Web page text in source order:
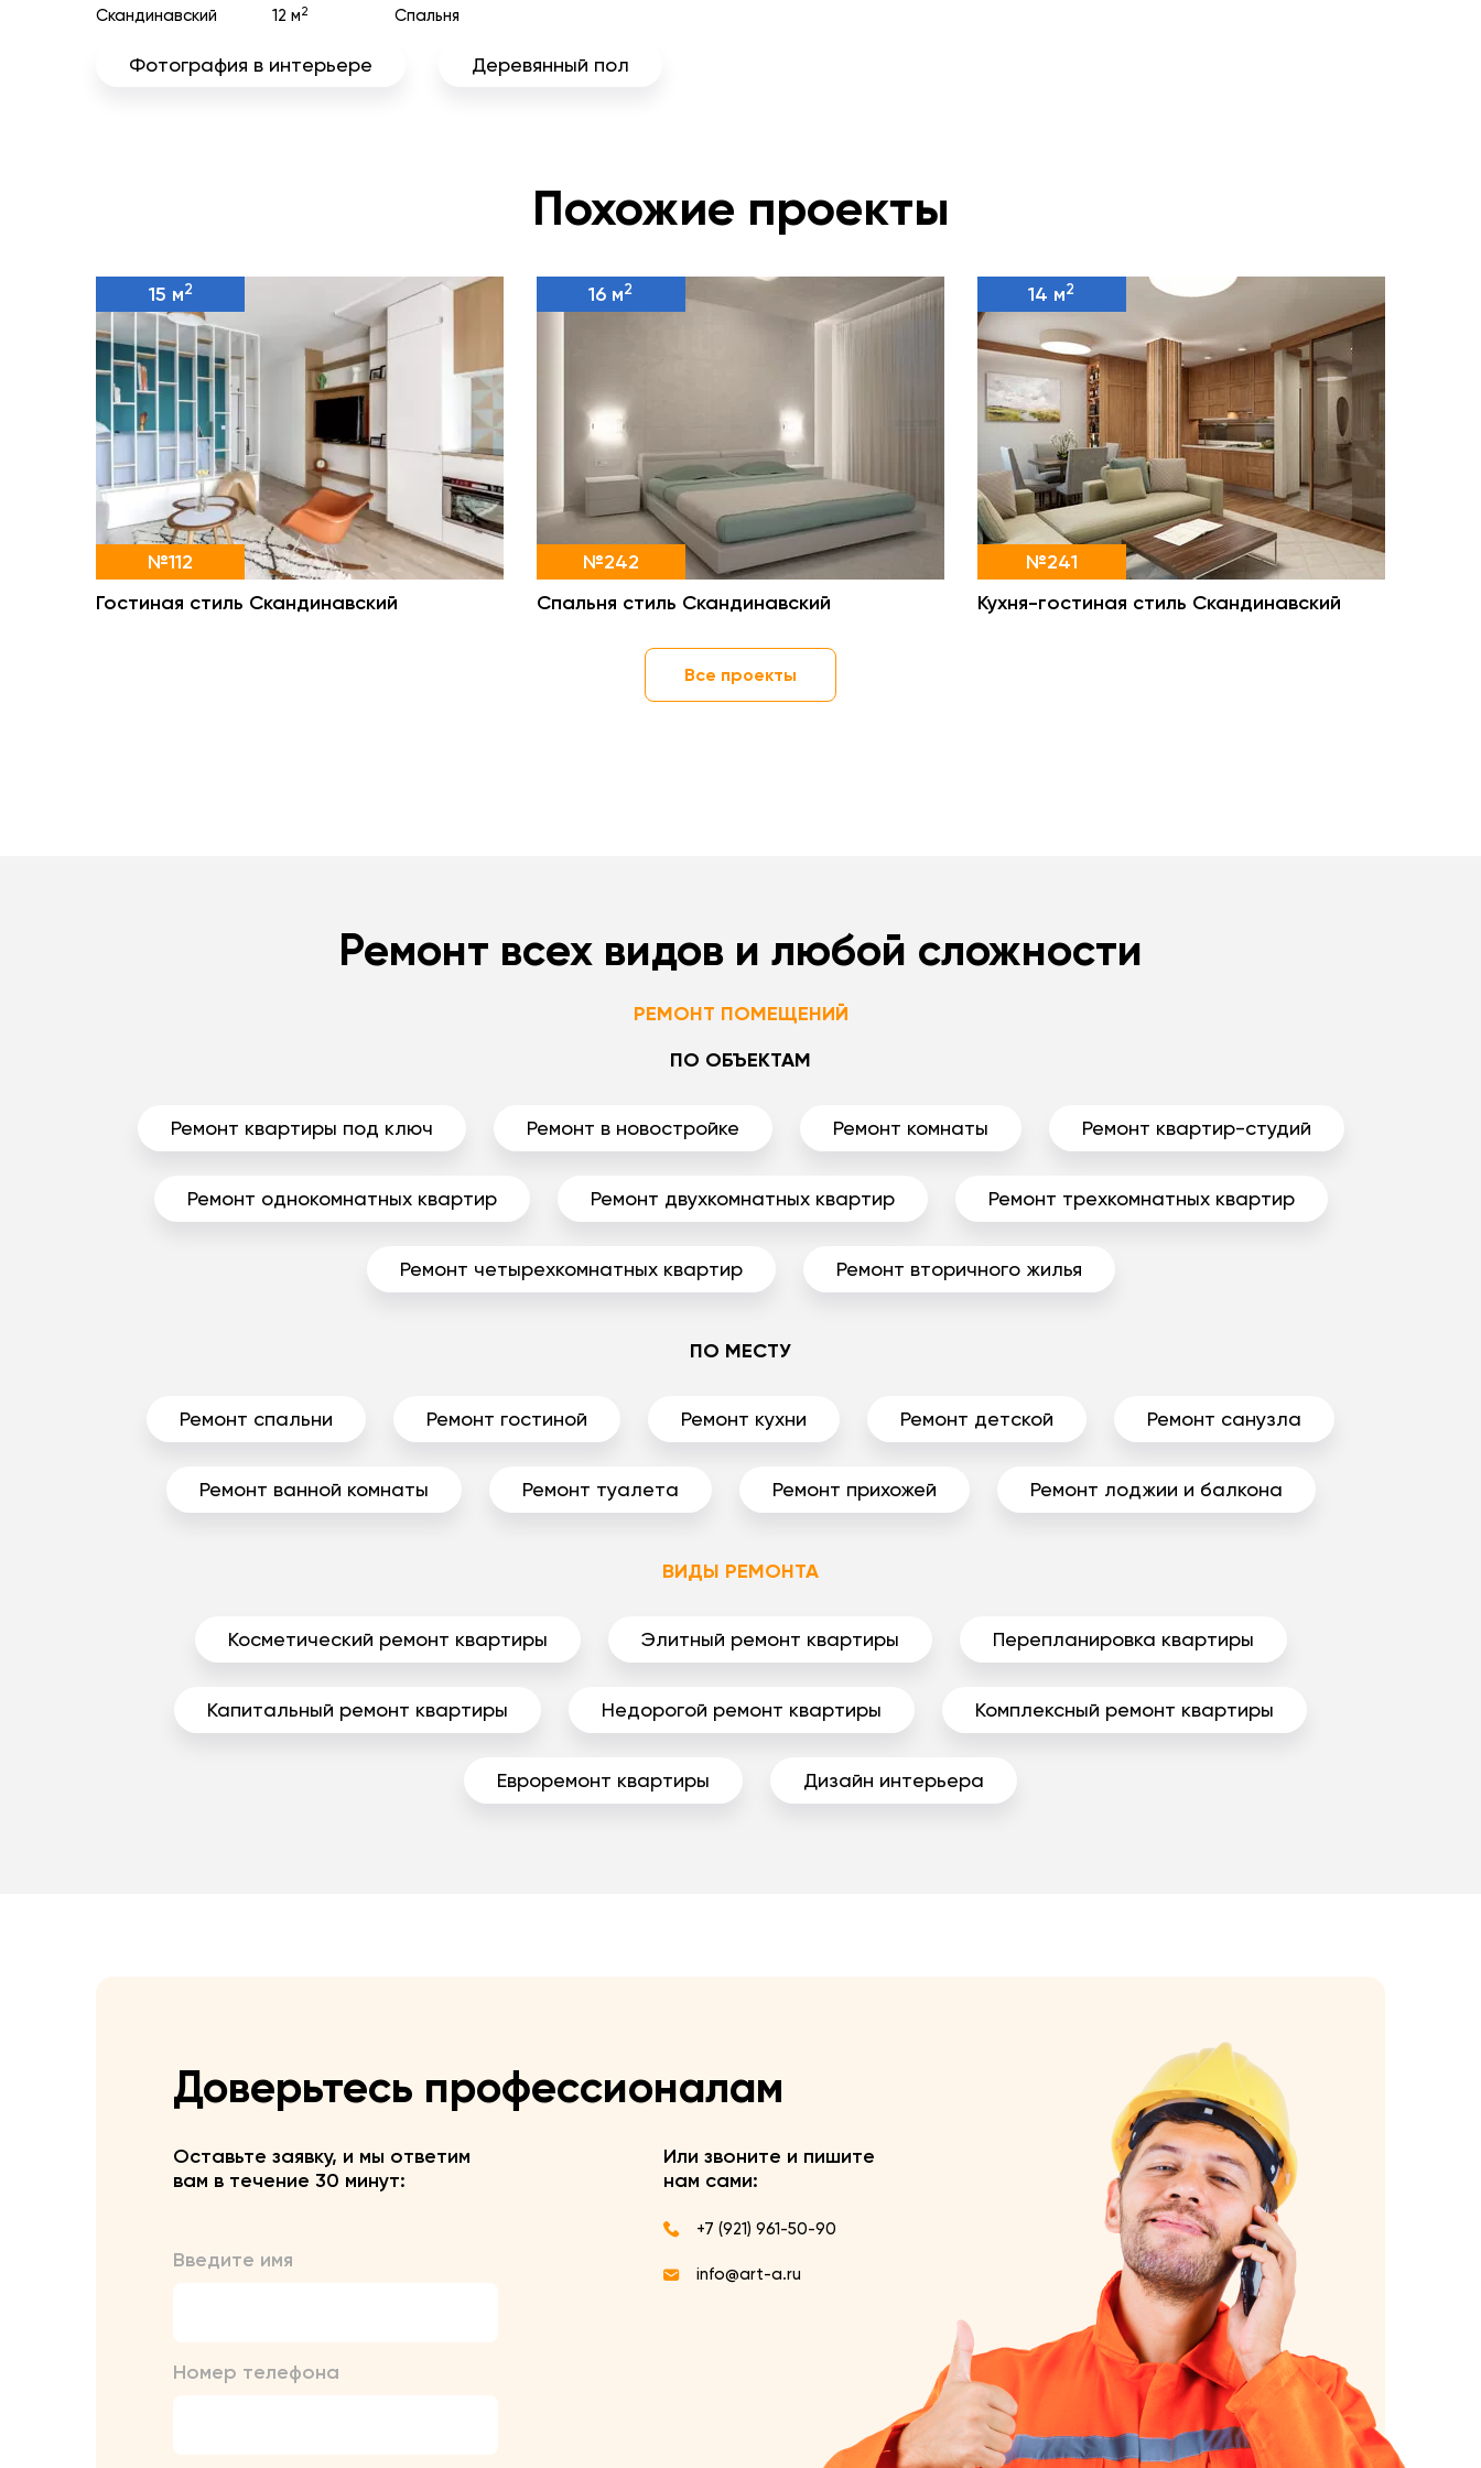
Скандинавский 12 м2 Спальня
Фотография в интерьере Деревянный пол
Похожие проекты
15 м2
№112
Гостиная стиль Скандинавский
16 м2
№242
Спальня стиль Скандинавский
14 м2
№241
Кухня-гостиная стиль Скандинавский
Все проекты
Ремонт всех видов и любой сложности
РЕМОНТ ПОМЕЩЕНИЙ
ПО ОБЪЕКТАМ
Ремонт квартиры под ключ Ремонт в новостройке Ремонт комнаты Ремонт квартир-студий
Ремонт однокомнатных квартир Ремонт двухкомнатных квартир Ремонт трехкомнатных квартир
Ремонт четырехкомнатных квартир Ремонт вторичного жилья
ПО МЕСТУ
Ремонт спальни Ремонт гостиной Ремонт кухни Ремонт детской Ремонт санузла
Ремонт ванной комнаты Ремонт туалета Ремонт прихожей Ремонт лоджии и балкона
ВИДЫ РЕМОНТА
Косметический ремонт квартиры Элитный ремонт квартиры Перепланировка квартиры
Капитальный ремонт квартиры Недорогой ремонт квартиры Комплексный ремонт квартиры
Евроремонт квартиры Дизайн интерьера
Доверьтесь профессионалам
Оставьте заявку, и мы ответим
вам в течение 30 минут:
Введите имя
Номер телефона
Или звоните и пишите
нам сами:
+7 (921) 961-50-90
info@art-a.ru